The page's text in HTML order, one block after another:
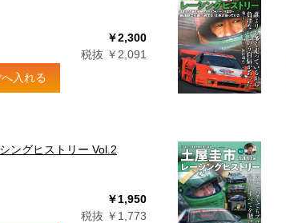
￥2,300
税抜 ￥2,091
入れる
ングヒストリー Vol.2
￥1,950
税抜 ￥1,773